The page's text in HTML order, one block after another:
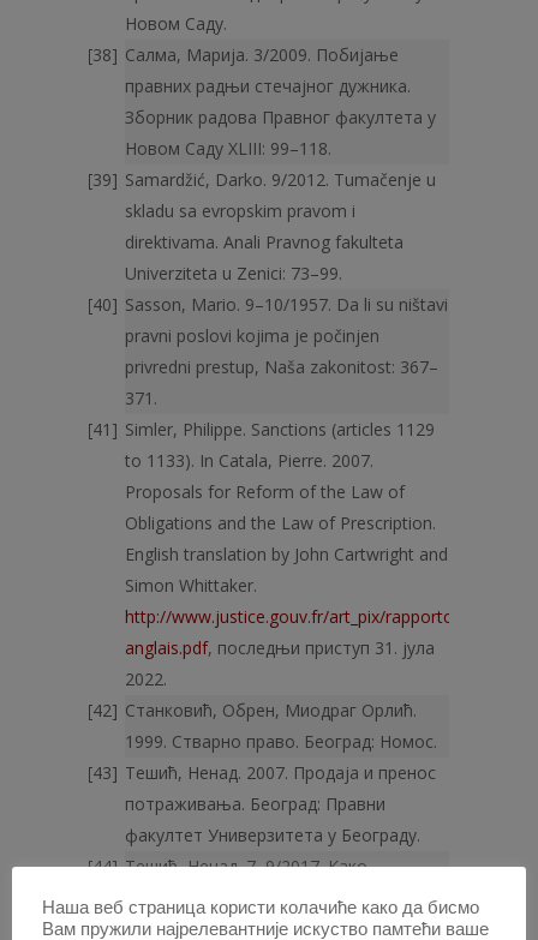
Новом Саду.
Салма, Марија. 3/2009. Побијање
правних радњи стечајног дужника.
Зборник радова Правног факултета у
Новом Саду XLIII: 99–118.
Samardžić, Darko. 9/2012. Tumačenje u
skladu sa evropskim pravom i
direktivama. Аnali Pravnog fakulteta
Univerziteta u Zenici: 73–99.
Sasson, Mario. 9–10/1957. Da li su ništavi
pravni poslovi kojima je počinjen
privredni prestup, Naša zakonitost: 367–
371.
Simler, Philippe. Sanctions (articles 1129
to 1133). In Catala, Pierre. 2007.
Proposals for Reform of the Law of
Obligations and the Law of Prescription.
English translation by John Cartwright and
Simon Whittaker.
http://www.justice.gouv.fr/art_pix/
anglais.pdf, последњи приступ 31. јула
2022.
Станковић, Обрен, Миодраг Орлић.
1999. Стварно право. Београд: Номос.
Тешић, Ненад. 2007. Продаја и пренос
потраживања. Београд: Правни
факултет Универзитета у Београду.
Тешић, Ненад. 7–9/2017. Како
расплакати Есхила? – О правно­
трагичној рестриктивности у
Наша веб страница користи колачиће како да бисмо
Вам пружили најрелевантније искуство памтећи ваше